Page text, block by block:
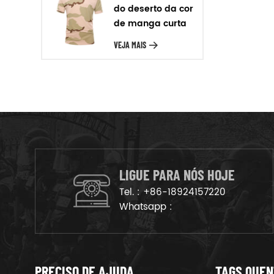
Para o material que temos
poliéster, nylon oxford, para o
couro temos cheio de grãos de
do deserto da cor
de manga curta
T-shirt
VEJA MAIS
LIGUE PARA NÓS HOJE
Tel. : +86-18924157220
Whatsapp :